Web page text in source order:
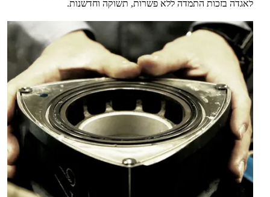
לאגדה בזכות התמדה ללא פשרות, תשוקה וחדשנות.